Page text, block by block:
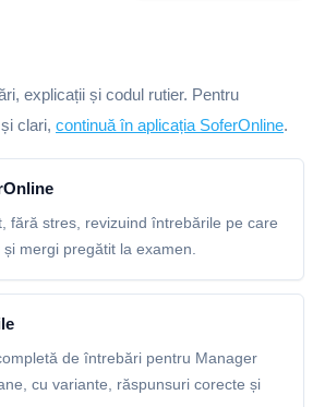
explicații și codul rutier. Pentru
clari, continuă în aplicația SoferOnline.
fără stres, revizuind întrebările pe care
mergi pregătit la examen.
de întrebări pentru Manager
cu variante, răspunsuri corecte și